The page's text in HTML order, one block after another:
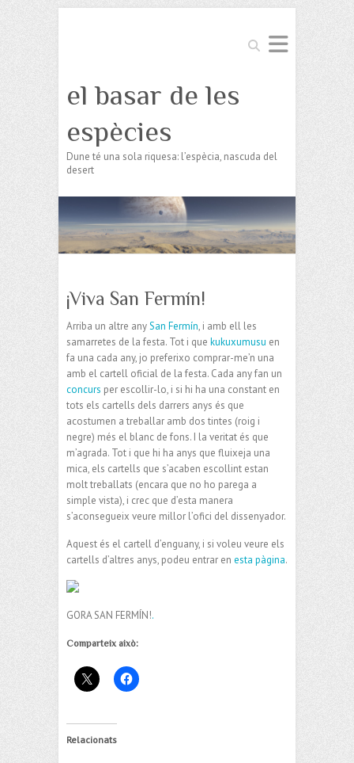
Search
el basar de les
espècies
Dune té una sola riquesa: l’espècia, nascuda del
desert
¡Viva San Fermín!
Arriba un altre anySan Fermín, i amb ell les
samarretes de la festa. Tot i que kukuxumusu en
fa una cada any, jo preferixo comprar-me’n una
amb el cartell oficial de la festa. Cada any fan un
concurs per escollir-lo, i si hi ha una constant en
tots els cartells dels darrers anys és que
acostumen a treballar amb dos tintes (roig i
negre) més el blanc de fons. I la veritat és que
m’agrada. Tot i que hi ha anys que fluixeja una
mica, els cartells que s’acaben escollint estan
molt treballats (encara que no ho parega a
simple vista), i crec que d’esta manera
s’aconsegueix veure millor l’ofici del dissenyador.
Aquest és el cartell d’enguany, i si voleu veure els
cartells d’altres anys, podeu entrar en esta pàgina.
GORA SAN FERMÍN!.
Comparteix això:
Relacionats